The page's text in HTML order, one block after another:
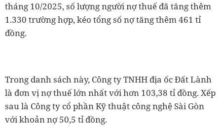
tháng 10/2025, số lượng người nợ thuế đã tăng thêm
1.330 trường hợp, kéo tổng số nợ tăng thêm 461 tỉ
đồng.
Trong danh sách này, Công ty TNHH địa ốc Đất Lành
là đơn vị nợ thuế lớn nhất với hơn 103,38 tỉ đồng. Xếp
sau là Công ty cổ phần Kỹ thuật công nghệ Sài Gòn
với khoản nợ 50,5 tỉ đồng.